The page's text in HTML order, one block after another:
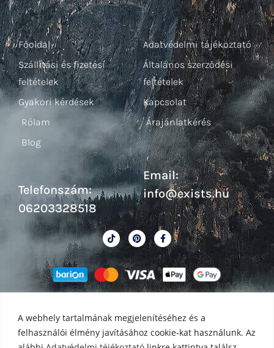
A webhely tartalmának megjelenítéséhez és a
felhasználói élmény javításához cookie-kat használunk. Az
Főoldal
Szállítási és fizetési
feltételek
Gyakori kérdések
Rólam
Blog
Telefonszám:
06203328518
Adatvédelmi tájékoztató
Általános szerződési
feltételek
Kapcsolat
Árajánlatkérés
Email:
info@exists.hu